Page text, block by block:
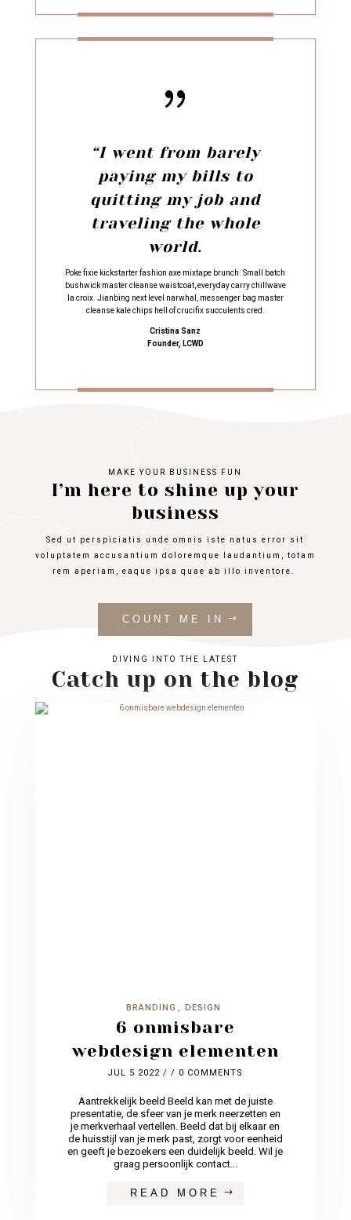
{
“I went from barely
paying my bills to
quitting my job and
traveling the whole
world.
Poke fixie kickstarter fashion axe mixtape brunch. Small batch
bushwick master cleanse waistcoat, everyday carry chillwave
la croix. Jianbing next level narwhal, messenger bag master
cleanse kale chips hell of crucifix succulents cred.
Cristina Sanz
Founder, LCWD
MAKE YOUR BUSINESS FUN
I’m here to shine up your
business
Sed ut perspiciatis unde omnis iste natus error sit
voluptatem accusantium doloremque laudantium, totam
rem aperiam, eaque ipsa quae ab illo inventore.
COUNT ME IN
DIVING INTO THE LATEST
Catch up on the blog
BRANDING DESIGN
6 onmisbare
webdesign elementen
JUL 5 2022 / / 0 COMMENTS
Aantrekkelijk beeld Beeld kan met de juiste
presentatie, de sfeer van je merk neerzetten en
je merkverhaal vertellen. Beeld dat bij elkaar en
de huisstijl van je merk past, zorgt voor eenheid
en geeft je bezoekers een duidelijk beeld. Wil je
graag persoonlijk contact...
READ MORE